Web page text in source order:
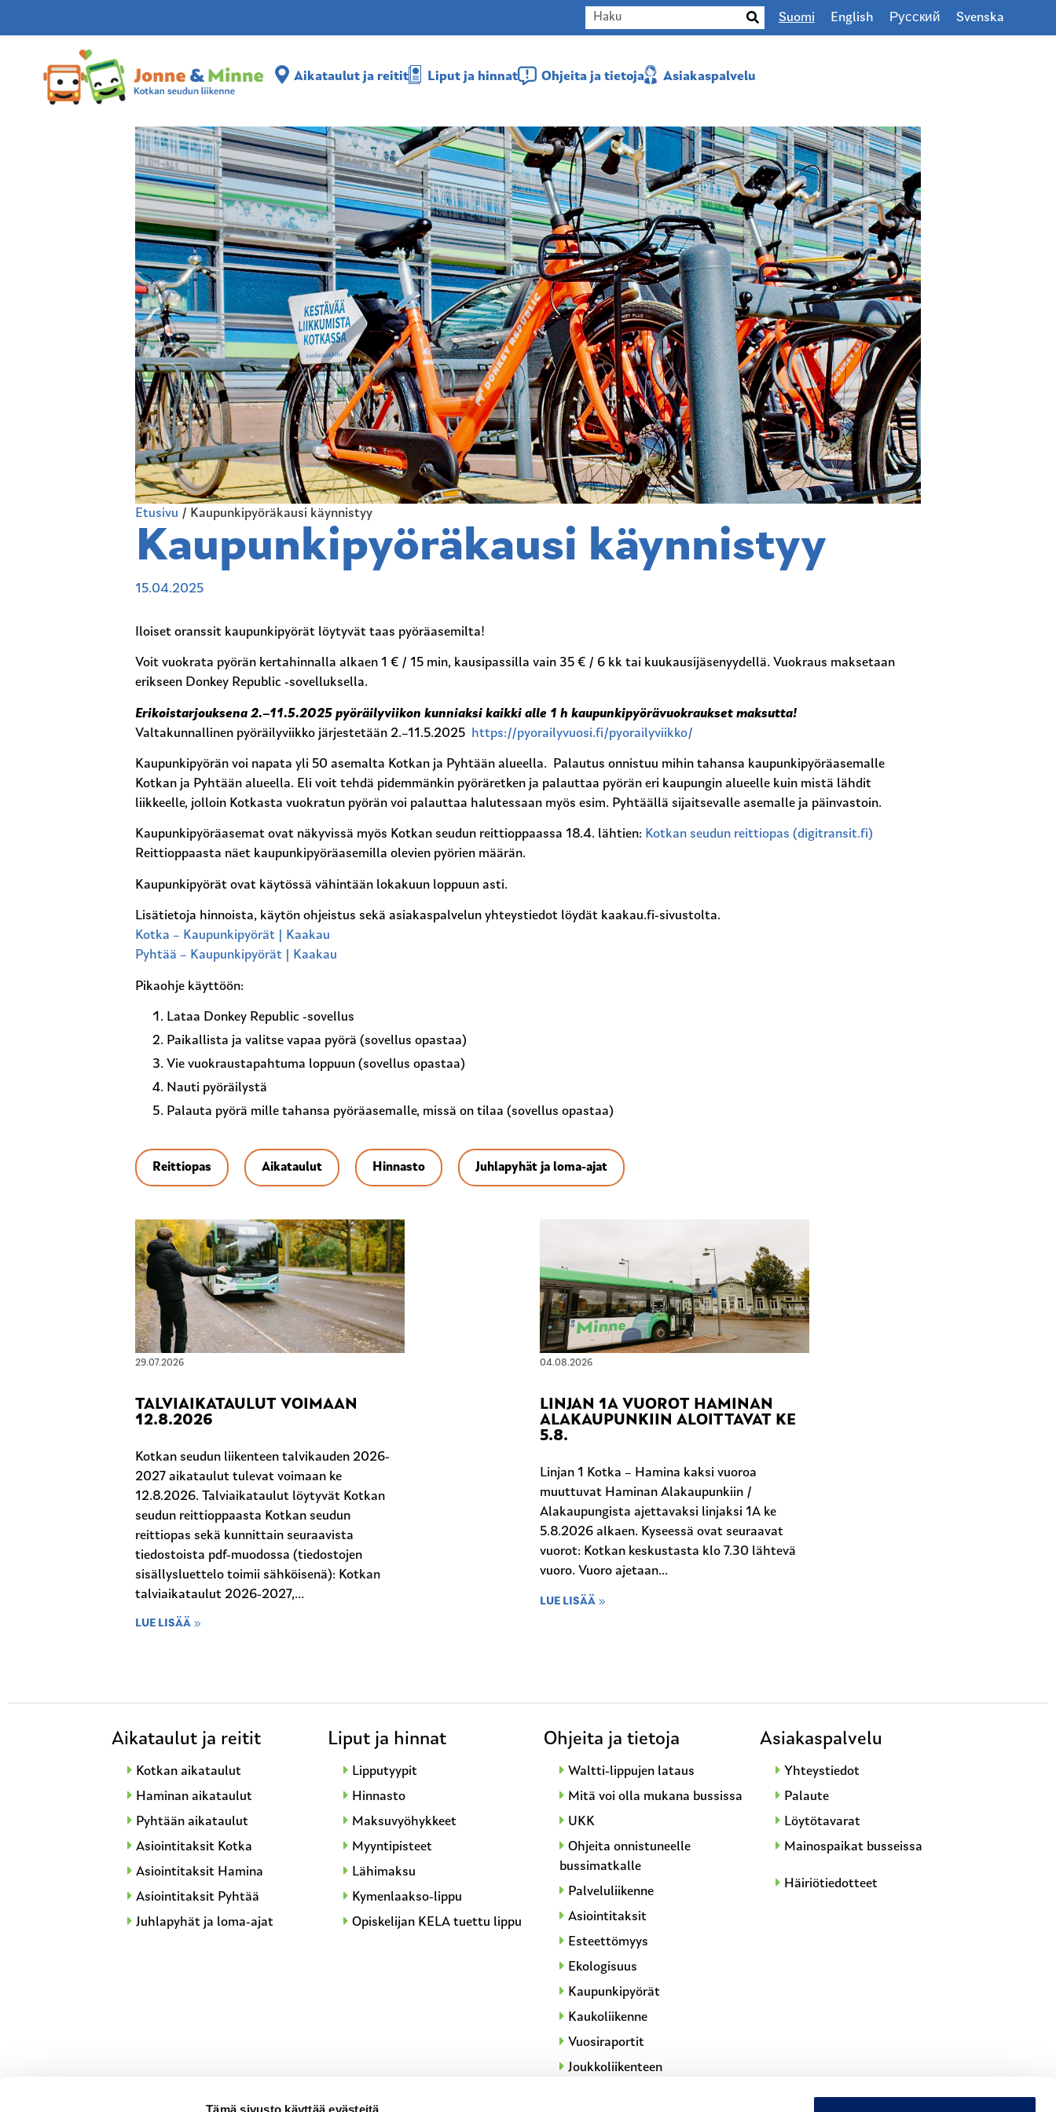
Tämä sivusto käyttää evästeitä
Suomi English Русский Svenska
Aikataulut ja reitit Liput ja hinnat Ohjeita ja tietoja Asiakaspalvelu
Etusivu / Kaupunkipyöräkausi käynnistyy
Kaupunkipyöräkausi käynnistyy
15.04.2025
Iloiset oranssit kaupunkipyörät löytyvät taas pyöräasemilta!
Voit vuokrata pyörän kertahinnalla alkaen 1 € / 15 min, kausipassilla vain 35 € / 6 kk tai kuukausijäsenyydellä. Vuokraus maksetaan
erikseen Donkey Republic -sovelluksella.
Erikoistarjouksena 2.–11.5.2025 pyöräilyviikon kunniaksi kaikki alle 1 h kaupunkipyörävuokraukset maksutta!
Valtakunnallinen pyöräilyviikko järjestetään 2.–11.5.2025
https://pyorailyvuosi.fi/pyorailyviikko/
Kaupunkipyörän voi napata yli 50 asemalta Kotkan ja Pyhtään alueella. Palautus onnistuu mihin tahansa kaupunkipyöräasemalle
Kotkan ja Pyhtään alueella. Eli voit tehdä pidemmänkin pyöräretken ja palauttaa pyörän eri kaupungin alueelle kuin mistä lähdit
liikkeelle, jolloin Kotkasta vuokratun pyörän voi palauttaa halutessaan myös esim. Pyhtäällä sijaitsevalle asemalle ja päinvastoin.
Kaupunkipyöräasemat ovat näkyvissä myös Kotkan seudun reittioppaassa 18.4. lähtien: Kotkan seudun reittiopas (digitransit.fi)
Reittioppaasta näet kaupunkipyöräasemilla olevien pyörien määrän.
Kaupunkipyörät ovat käytössä vähintään lokakuun loppuun asti.
Lisätietoja hinnoista, käytön ohjeistus sekä asiakaspalvelun yhteystiedot löydät kaakau.fi-sivustolta.
Kotka – Kaupunkipyörät | Kaakau
Pyhtää – Kaupunkipyörät | Kaakau
Pikaohje käyttöön:
Lataa Donkey Republic -sovellus
Paikallista ja valitse vapaa pyörä (sovellus opastaa)
Vie vuokraustapahtuma loppuun (sovellus opastaa)
Nauti pyöräilystä
Palauta pyörä mille tahansa pyöräasemalle, missä on tilaa (sovellus opastaa)
Reittiopas Aikataulut Hinnasto Juhlapyhät ja loma-ajat
29.07.2026
TALVIAIKATAULUT VOIMAAN
12.8.2026
Kotkan seudun liikenteen talvikauden 2026-
2027 aikataulut tulevat voimaan ke
12.8.2026. Talviaikataulut löytyvät Kotkan
seudun reittioppaasta Kotkan seudun
reittiopas sekä kunnittain seuraavista
tiedostoista pdf-muodossa (tiedostojen
sisällysluettelo toimii sähköisenä): Kotkan
talviaikataulut 2026-2027,...
LUE LISÄÄ
04.08.2026
LINJAN 1A VUOROT HAMINAN
ALAKAUPUNKIIN ALOITTAVAT KE
5.8.
Linjan 1 Kotka – Hamina kaksi vuoroa
muuttuvat Haminan Alakaupunkiin /
Alakaupungista ajettavaksi linjaksi 1A ke
5.8.2026 alkaen. Kyseessä ovat seuraavat
vuorot: Kotkan keskustasta klo 7.30 lähtevä
vuoro. Vuoro ajetaan...
LUE LISÄÄ
Aikataulut ja reitit
Kotkan aikataulut
Haminan aikataulut
Pyhtään aikataulut
Asiointitaksit Kotka
Asiointitaksit Hamina
Asiointitaksit Pyhtää
Juhlapyhät ja loma-ajat
Liput ja hinnat
Lipputyypit
Hinnasto
Maksuvyöhykkeet
Myyntipisteet
Lähimaksu
Kymenlaakso-lippu
Opiskelijan KELA tuettu lippu
Ohjeita ja tietoja
Waltti-lippujen lataus
Mitä voi olla mukana bussissa
UKK
Ohjeita onnistuneelle
bussimatkalle
Palveluliikenne
Asiointitaksit
Esteettömyys
Ekologisuus
Kaupunkipyörät
Kaukoliikenne
Vuosiraportit
Joukkoliikenteen
Asiakaspalvelu
Yhteystiedot
Palaute
Löytötavarat
Häiriötiedotteet
Mainospaikat busseissa